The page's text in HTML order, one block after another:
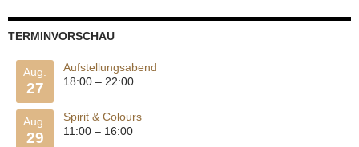
TERMINVORSCHAU
Aug.
27
Aufstellungsabend
18:00 – 22:00
Aug.
29
Spirit & Colours
11:00 – 16:00